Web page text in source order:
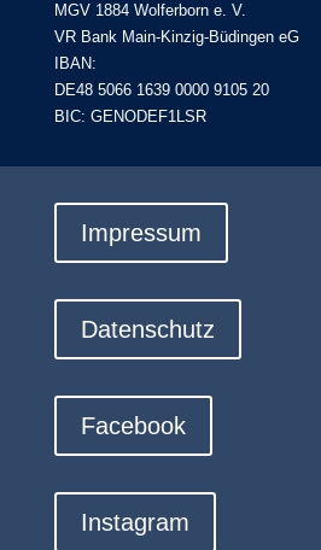
MGV 1884 Wolferborn e. V.
VR Bank Main-Kinzig-Büdingen eG
IBAN:
DE48 5066 1639 0000 9105 20
BIC: GENODEF1LSR
Impressum
Datenschutz
Facebook
Instagram